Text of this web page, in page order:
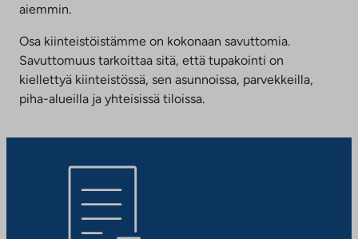
aiemmin.
Osa kiinteistöistämme on kokonaan savuttomia.
Savuttomuus tarkoittaa sitä, että tupakointi on
kiellettyä kiinteistössä, sen asunnoissa, parvekkeilla,
piha-alueilla ja yhteisissä tiloissa.